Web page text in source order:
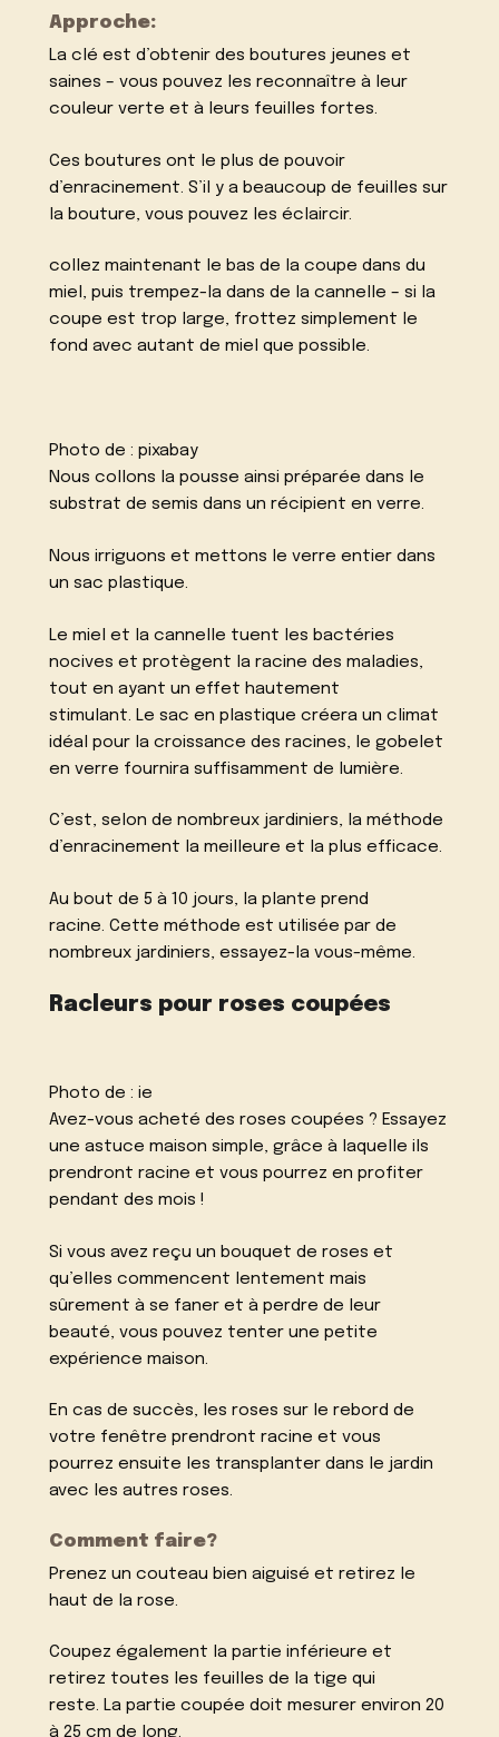
Approche:
La clé est d’obtenir des boutures jeunes et
saines – vous pouvez les reconnaître à leur
couleur verte et à leurs feuilles fortes.
Ces boutures ont le plus de pouvoir
d’enracinement. S’il y a beaucoup de feuilles sur
la bouture, vous pouvez les éclaircir.
collez maintenant le bas de la coupe dans du
miel, puis trempez-la dans de la cannelle – si la
coupe est trop large, frottez simplement le
fond avec autant de miel que possible.
Photo de :pixabay
Nous collons la pousse ainsi préparée dans le
substrat de semis dans un récipient en verre.
Nous irriguons et mettons le verre entier dans
un sac plastique.
Le miel et la cannelle tuent les bactéries
nocives et protègent la racine des maladies,
tout en ayant un effet hautement
stimulant. Le sac en plastique créera un climat
idéal pour la croissance des racines, le gobelet
en verre fournira suffisamment de lumière.
C’est, selon de nombreux jardiniers, la méthode
d’enracinement la meilleure et la plus efficace.
Au bout de 5 à 10 jours, la plante prend
racine. Cette méthode est utilisée par de
nombreux jardiniers, essayez-la vous-même.
Racleurs pour roses coupées
Photo de :ie
Avez-vous acheté des roses coupées ? Essayez
une astuce maison simple, grâce à laquelle ils
prendront racine et vous pourrez en profiter
pendant des mois !
Si vous avez reçu un bouquet de roses et
qu’elles commencent lentement mais
sûrement à se faner et à perdre de leur
beauté, vous pouvez tenter une petite
expérience maison.
En cas de succès, les roses sur le rebord de
votre fenêtre prendront racine et vous
pourrez ensuite les transplanter dans le jardin
avec les autres roses.
Comment faire?
Prenez un couteau bien aiguisé et retirez le
haut de la rose.
Coupez également la partie inférieure et
retirez toutes les feuilles de la tige qui
reste. La partie coupée doit mesurer environ 20
à 25 cm de long.